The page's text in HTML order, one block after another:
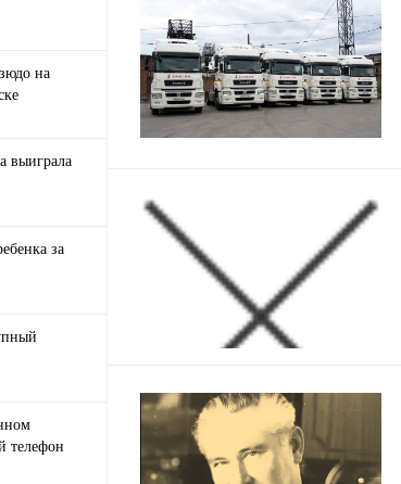
на
выиграла
за
телефон